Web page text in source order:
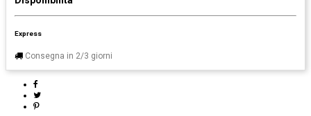
Express
Consegna in 2/3 giorni